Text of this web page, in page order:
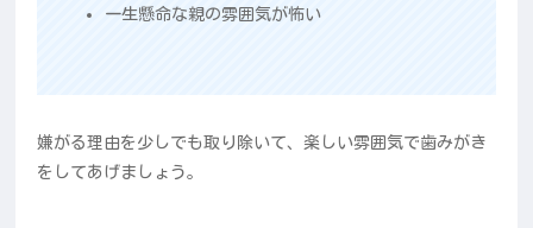
一生懸命な親の雰囲気が怖い
嫌がる理由を少しでも取り除いて、楽しい雰囲気で歯みがき
をしてあげましょう。